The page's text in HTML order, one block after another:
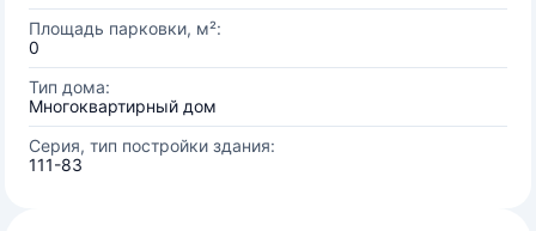
Площадь парковки, м²:
0
Тип дома:
Многоквартирный дом
Серия, тип постройки здания:
111-83